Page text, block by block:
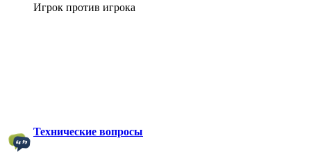
Игрок против игрока
Технические вопросы